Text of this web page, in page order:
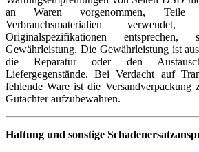
an Waren vorgenommen, Teile
Verbrauchsmaterialien
Originalspezifikationen
Gewährleistung. Die Gewährleistung ist
die Reparatur oder den
Liefergegenstände. Bei Verdacht auf
fehlende Ware ist die Versandverpackung
Gutachter aufzubewahren.
Haftung und sonstige